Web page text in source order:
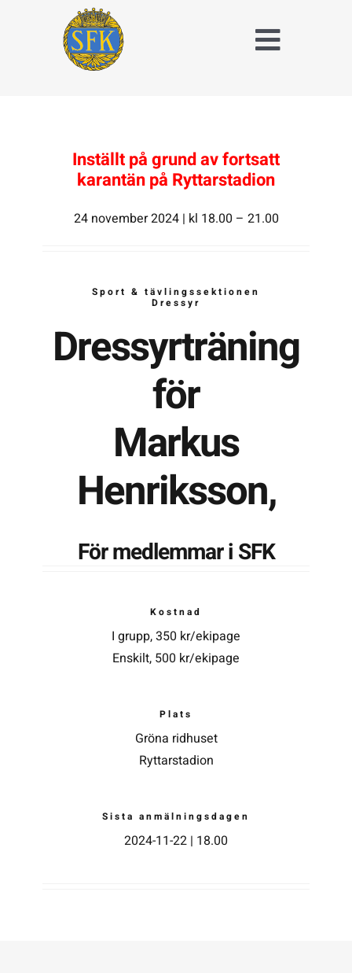
Toggle
Hubertusjakt
Kalender
Anläggningsavgift
Kontakta SFK
Profilprodukter
Nyheter,
reportage och
Dokument &
protokoll
Arkiv
Inställt på grund av fortsatt
karantän på Ryttarstadion
24 november 2024 | kl 18.00 – 21.00
Sport & tävlingssektionen
Dressyr
Dressyrträning
för
Markus
Henriksson,
För medlemmar i SFK
Kostnad
I grupp, 350 kr/ekipage
Enskilt, 500 kr/ekipage
Plats
Gröna ridhuset
Ryttarstadion
Sista anmälningsdagen
2024-11-22 | 18.00